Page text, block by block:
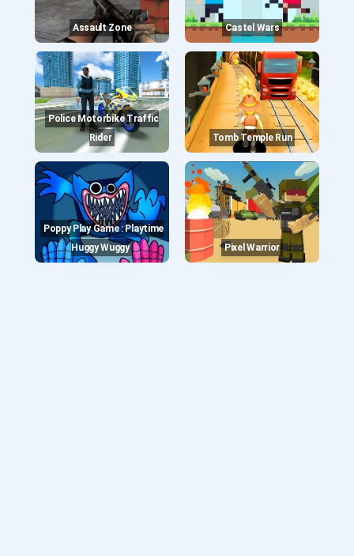
Assault Zone Castel Wars
Police Motorbike Traffic
Rider
Tomb Temple Run
Poppy Play Game : Playtime
Huggy Wuggy
Pixel Warrior